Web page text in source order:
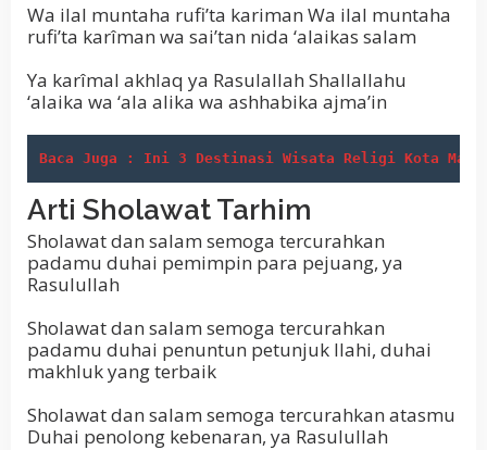
Wa ilal muntaha rufi’ta kariman Wa ilal muntaha
rufi’ta karîman wa sai’tan nida ‘alaikas salam
Ya karîmal akhlaq ya Rasulallah Shallallahu
‘alaika wa ‘ala alika wa ashhabika ajma’in
Baca Juga : Ini 3 Destinasi Wisata Religi Kota
Arti Sholawat Tarhim
Sholawat dan salam semoga tercurahkan
padamu duhai pemimpin para pejuang, ya
Rasulullah
Sholawat dan salam semoga tercurahkan
padamu duhai penuntun petunjuk Ilahi, duhai
makhluk yang terbaik
Sholawat dan salam semoga tercurahkan atasmu
Duhai penolong kebenaran, ya Rasulullah